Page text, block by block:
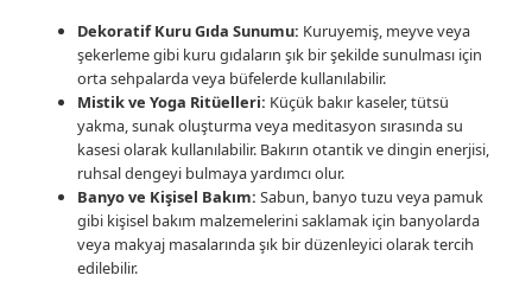
Dekoratif Kuru Gıda Sunumu: Kuruyemiş, meyve veya
şekerleme gibi kuru gıdaların şık bir şekilde sunulması için
orta sehpalarda veya büfelerde kullanılabilir.
Mistik ve Yoga Ritüelleri: Küçük bakır kaseler, tütsü
yakma, sunak oluşturma veya meditasyon sırasında su
kasesi olarak kullanılabilir. Bakırın otantik ve dingin enerjisi,
ruhsal dengeyi bulmaya yardımcı olur.
Banyo ve Kişisel Bakım: Sabun, banyo tuzu veya pamuk
gibi kişisel bakım malzemelerini saklamak için banyolarda
veya makyaj masalarında şık bir düzenleyici olarak tercih
edilebilir.